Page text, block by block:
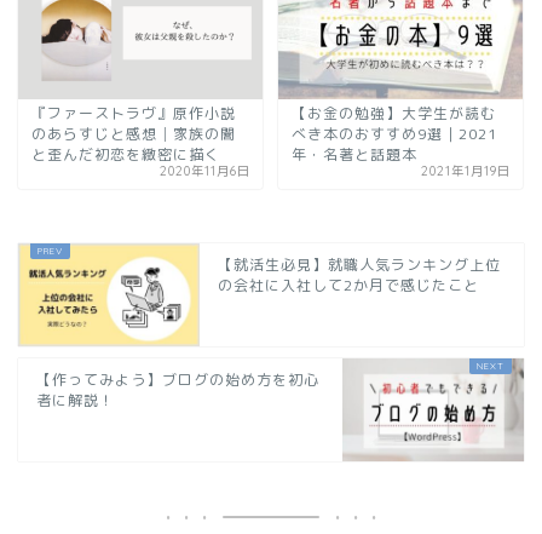
『ファーストラヴ』原作小説
のあらすじと感想│家族の闇
と歪んだ初恋を緻密に描く
2020年11月6日
【お金の勉強】大学生が読む
べき本のおすすめ9選｜2021
年・名著と話題本
2021年1月19日
【就活生必見】就職人気ランキング上位
の会社に入社して2か月で感じたこと
【作ってみよう】ブログの始め方を初心
者に解説！